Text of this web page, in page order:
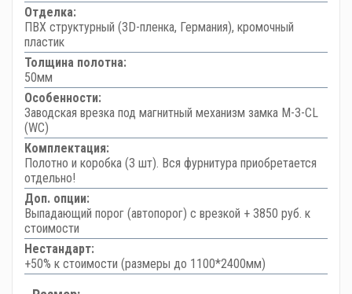
Отделка:
ПВХ структурный (3D-пленка, Германия), кромочный
пластик
Толщина полотна:
50мм
Особенности:
Заводская врезка под магнитный механизм замка M-3-CL
(WC)
Комплектация:
Полотно и коробка (3 шт). Вся фурнитура приобретается
отдельно!
Доп. опции:
Выпадающий порог (автопорог) с врезкой + 3850 руб. к
стоимости
Нестандарт:
+50% к стоимости (размеры до 1100*2400мм)